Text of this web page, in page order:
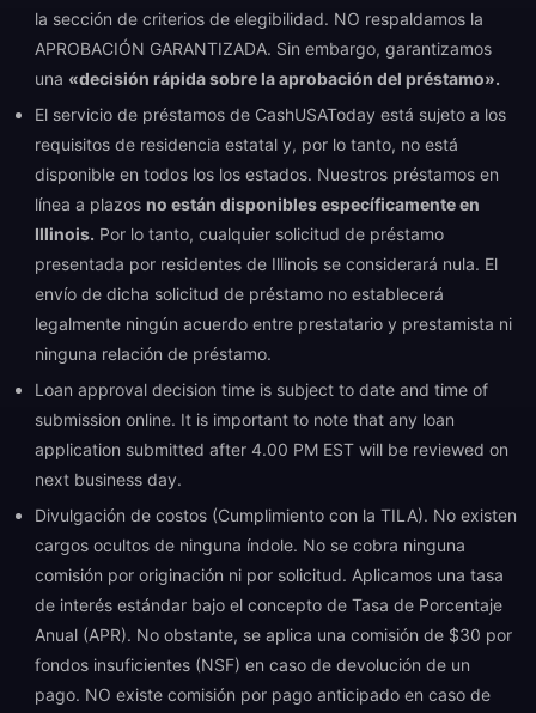
la sección de criterios de elegibilidad. NO respaldamos la
APROBACIÓN GARANTIZADA. Sin embargo, garantizamos
una «decisión rápida sobre la aprobación del préstamo».
El servicio de préstamos de CashUSAToday está sujeto a los
requisitos de residencia estatal y, por lo tanto, no está
disponible en todos los los estados. Nuestros préstamos en
línea a plazos no están disponibles específicamente en
Illinois. Por lo tanto, cualquier solicitud de préstamo
presentada por residentes de Illinois se considerará nula. El
envío de dicha solicitud de préstamo no establecerá
legalmente ningún acuerdo entre prestatario y prestamista ni
ninguna relación de préstamo.
Loan approval decision time is subject to date and time of
submission online. It is important to note that any loan
application submitted after 4.00 PM EST will be reviewed on
next business day.
Divulgación de costos (Cumplimiento con la TILA). No existen
cargos ocultos de ninguna índole. No se cobra ninguna
comisión por originación ni por solicitud. Aplicamos una tasa
de interés estándar bajo el concepto de Tasa de Porcentaje
Anual (APR). No obstante, se aplica una comisión de $30 por
fondos insuficientes (NSF) en caso de devolución de un
pago. NO existe comisión por pago anticipado en caso de